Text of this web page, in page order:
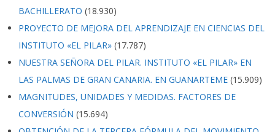
BACHILLERATO (18.930)
PROYECTO DE MEJORA DEL APRENDIZAJE EN CIENCIAS DEL
INSTITUTO «EL PILAR» (17.787)
NUESTRA SEÑORA DEL PILAR. INSTITUTO «EL PILAR» EN
LAS PALMAS DE GRAN CANARIA. EN GUANARTEME (15.909)
MAGNITUDES, UNIDADES Y MEDIDAS. FACTORES DE
CONVERSIÓN (15.694)